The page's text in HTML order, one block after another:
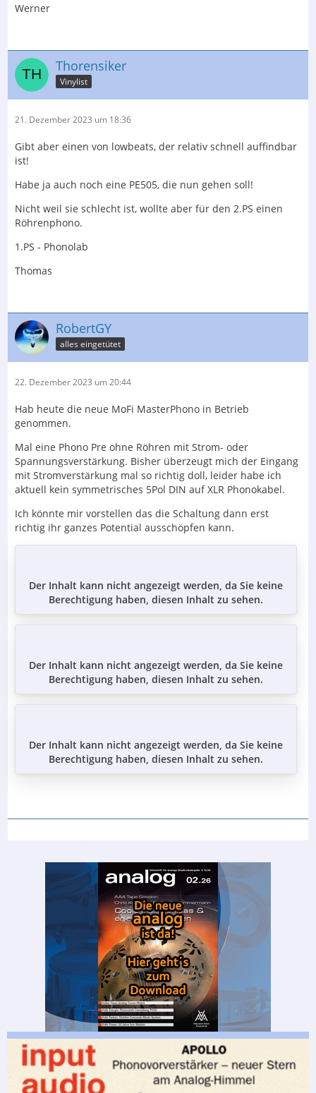
Werner
Thorensiker
Vinylist
21. Dezember 2023 um 18:36
Gibt aber einen von lowbeats, der relativ schnell auffindbar
ist!
Habe ja auch noch eine PE505, die nun gehen soll!
Nicht weil sie schlecht ist, wollte aber für den 2.PS einen
Röhrenphono.
1.PS - Phonolab
Thomas
RobertGY
alles eingetütet
22. Dezember 2023 um 20:44
Hab heute die neue MoFi MasterPhono in Betrieb
genommen.
Mal eine Phono Pre ohne Röhren mit Strom- oder
Spannungsverstärkung. Bisher überzeugt mich der Eingang
mit Stromverstärkung mal so richtig doll, leider habe ich
aktuell kein symmetrisches 5Pol DIN auf XLR Phonokabel.
Ich könnte mir vorstellen das die Schaltung dann erst
richtig ihr ganzes Potential ausschöpfen kann.
Der Inhalt kann nicht angezeigt werden, da Sie keine
Berechtigung haben, diesen Inhalt zu sehen.
Der Inhalt kann nicht angezeigt werden, da Sie keine
Berechtigung haben, diesen Inhalt zu sehen.
Der Inhalt kann nicht angezeigt werden, da Sie keine
Berechtigung haben, diesen Inhalt zu sehen.